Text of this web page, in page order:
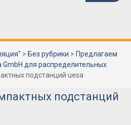
> Без рубрики > Предлагаем
для распределительных
подстанций uesa
подстанций